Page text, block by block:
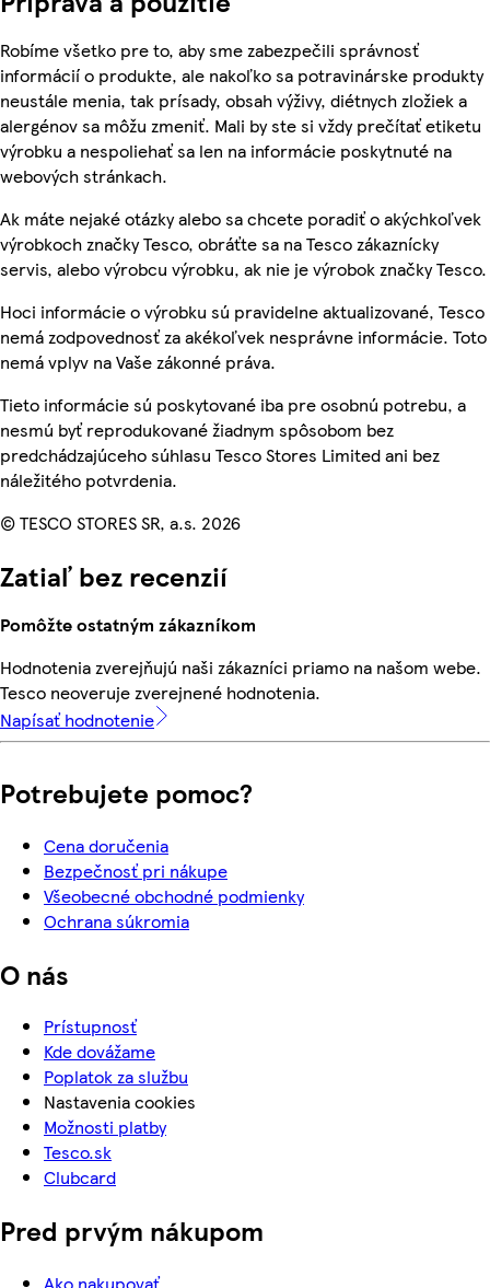
Robíme všetko pre to, aby sme zabezpečili správnosť
informácií o produkte, ale nakoľko sa potravinárske produkty
neustále menia, tak prísady, obsah výživy, diétnych zložiek a
alergénov sa môžu zmeniť. Mali by ste si vždy prečítať etiketu
výrobku a nespoliehať sa len na informácie poskytnuté na
webových stránkach.
Ak máte nejaké otázky alebo sa chcete poradiť o akýchkoľvek
výrobkoch značky Tesco, obráťte sa na Tesco zákaznícky
servis, alebo výrobcu výrobku, ak nie je výrobok značky Tesco.
Hoci informácie o výrobku sú pravidelne aktualizované, Tesco
nemá zodpovednosť za akékoľvek nesprávne informácie. Toto
nemá vplyv na Vaše zákonné práva.
Tieto informácie sú poskytované iba pre osobnú potrebu, a
nesmú byť reprodukované žiadnym spôsobom bez
predchádzajúceho súhlasu Tesco Stores Limited ani bez
náležitého potvrdenia.
© TESCO STORES SR, a.s. 2026
Zatiaľ bez recenzií
Pomôžte ostatným zákazníkom
Hodnotenia zverejňujú naši zákazníci priamo na našom webe.
Tesco neoveruje zverejnené hodnotenia.
Napísať hodnotenie
Potrebujete pomoc?
Cena doručenia
Bezpečnosť pri nákupe
Všeobecné obchodné podmienky
Ochrana súkromia
O nás
Prístupnosť
Kde dovážame
Poplatok za službu
Nastavenia cookies
Možnosti platby
Tesco.sk
Clubcard
Pred prvým nákupom